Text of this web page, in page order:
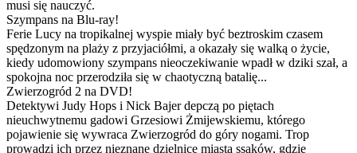
musi się nauczyć.
Szympans na Blu-ray!
Ferie Lucy na tropikalnej wyspie miały być beztroskim czasem
spędzonym na plaży z przyjaciółmi, a okazały się walką o życie,
kiedy udomowiony szympans nieoczekiwanie wpadł w dziki szał, a
spokojna noc przerodziła się w chaotyczną batalię...
Zwierzogród 2 na DVD!
Detektywi Judy Hops i Nick Bajer depczą po piętach
nieuchwytnemu gadowi Grzesiowi Żmijewskiemu, którego
pojawienie się wywraca Zwierzogród do góry nogami. Trop
prowadzi ich przez nieznane dzielnice miasta ssaków, gdzie